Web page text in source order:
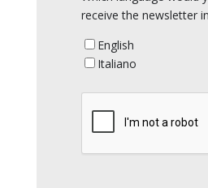
receive the newsletter
English
Italiano